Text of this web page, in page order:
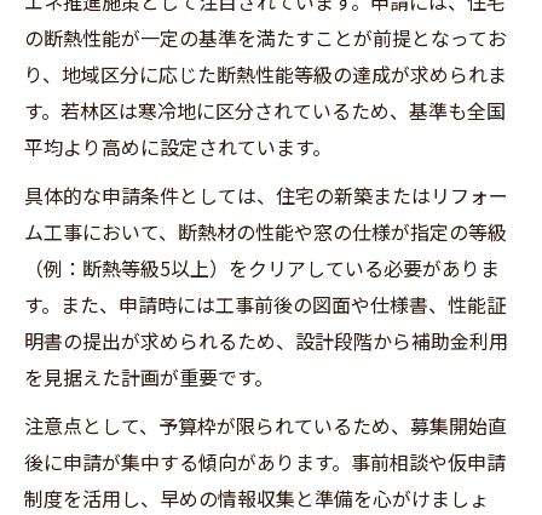
の断熱性能が一定の基準を満たすことが前提となってお
り、地域区分に応じた断熱性能等級の達成が求められま
す。若林区は寒冷地に区分されているため、基準も全国
平均より高めに設定されています。
具体的な申請条件としては、住宅の新築またはリフォー
ム工事において、断熱材の性能や窓の仕様が指定の等級
（例：断熱等級5以上）をクリアしている必要がありま
す。また、申請時には工事前後の図面や仕様書、性能証
明書の提出が求められるため、設計段階から補助金利用
を見据えた計画が重要です。
注意点として、予算枠が限られているため、募集開始直
後に申請が集中する傾向があります。事前相談や仮申請
制度を活用し、早めの情報収集と準備を心がけましょ